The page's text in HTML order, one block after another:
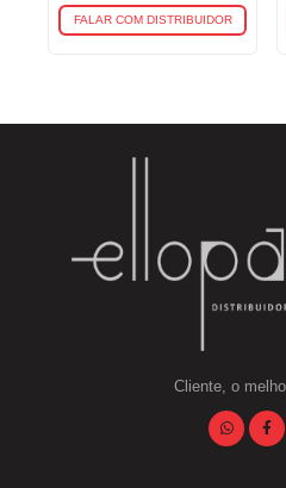
FALAR COM DISTRIBUIDOR
Cliente, o